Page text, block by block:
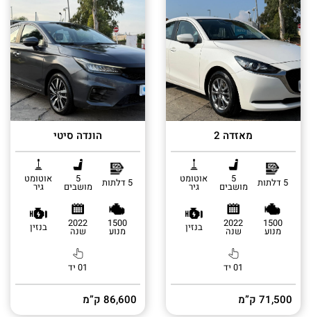
מאזדה 2
5 דלתות 5
מושבים
אוטומט
גיר
1500
מנוע
2022
שנה בנזין
01 יד
71,500 ק”מ
הונדה סיטי
5 דלתות 5
מושבים
אוטומט
גיר
1500
מנוע
2022
שנה בנזין
01 יד
86,600 ק”מ